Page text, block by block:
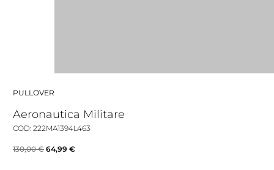
PULLOVER
Aeronautica Militare
COD: 222MA1394L463
130,00€ Il
64,99 €Il